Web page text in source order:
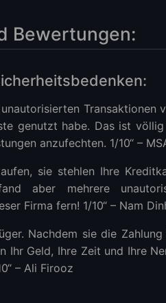
Bewertungen:
genutzt habe. Das ist
anzufechten. 1/10“ –
sie stehlen Ihre
aber mehrere
Firma fern! 1/10“ – Nam
Nachdem sie die
Ihr Geld, Ihre Zeit und Ihre
– Ali Firooz